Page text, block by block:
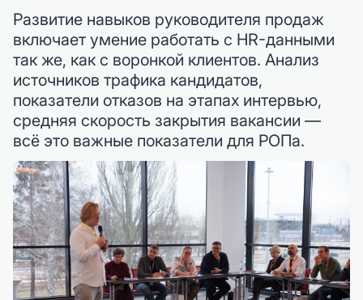
Развитие навыков руководителя продаж
включает умение работать с HR-данными
так же, как с воронкой клиентов. Анализ
источников трафика кандидатов,
показатели отказов на этапах интервью,
средняя скорость закрытия вакансии —
всё это важные показатели для РОПа.